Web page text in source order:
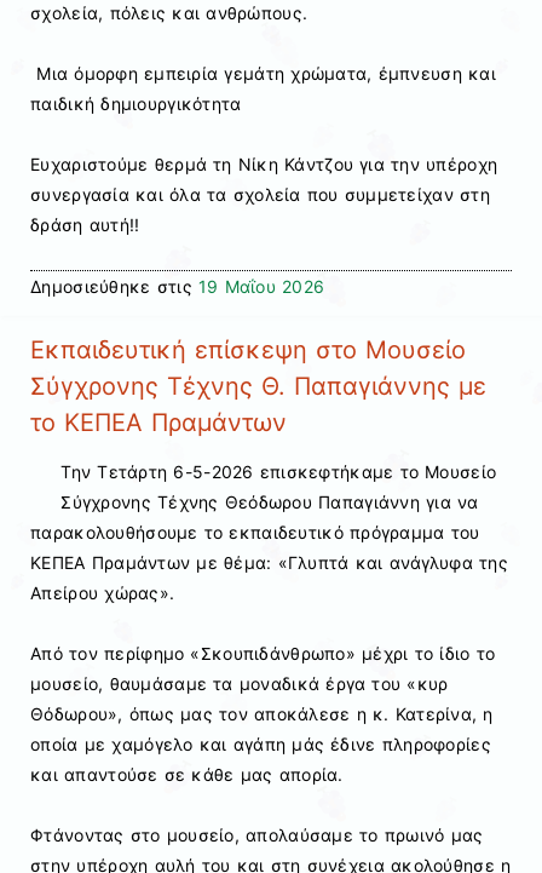
σχολεία, πόλεις και ανθρώπους.
Μια όμορφη εμπειρία γεμάτη χρώματα, έμπνευση και
παιδική δημιουργικότητα
Ευχαριστούμε θερμά τη Νίκη Κάντζου για την υπέροχη
συνεργασία και όλα τα σχολεία που συμμετείχαν στη
δράση αυτή!!
Δημοσιεύθηκε στις 19 Μαΐου 2026
Εκπαιδευτική επίσκεψη στο Μουσείο
Σύγχρονης Τέχνης Θ. Παπαγιάννης με
το ΚΕΠΕΑ Πραμάντων
Την Τετάρτη 6-5-2026 επισκεφτήκαμε το Μουσείο
Σύγχρονης Τέχνης Θεόδωρου Παπαγιάννηγια να
παρακολουθήσουμε το εκπαιδευτικό πρόγραμμα του
ΚΕΠΕΑ Πραμάντων με θέμα: «Γλυπτά και ανάγλυφα της
Απείρου χώρας».
Από τον περίφημο «Σκουπιδάνθρωπο» μέχρι το ίδιο το
μουσείο, θαυμάσαμε τα μοναδικά έργα του «κυρ
Θόδωρου», όπως μας τον αποκάλεσε η κ. Κατερίνα, η
οποία με χαμόγελο και αγάπη μάς έδινε πληροφορίες
και απαντούσε σε κάθε μας απορία.
Φτάνοντας στο μουσείο, απολαύσαμε το πρωινό μας
στην υπέροχη αυλή του και στη συνέχεια ακολούθησε η